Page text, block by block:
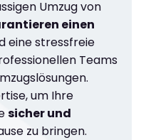
Umzug von
einen
eine stressfreie
Teams
um Ihre
sicher und
zu bringen.